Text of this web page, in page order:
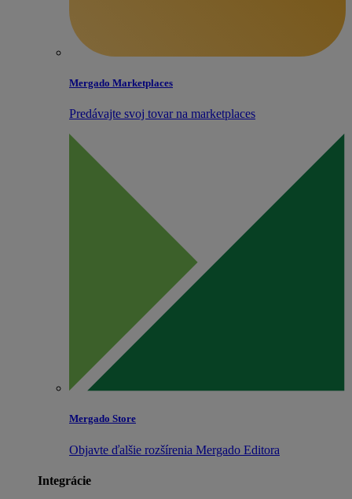
Mergado Marketplaces
Predávajte svoj tovar na marketplaces
Mergado Store
Objavte ďalšie rozšírenia Mergado Editora
Integrácie